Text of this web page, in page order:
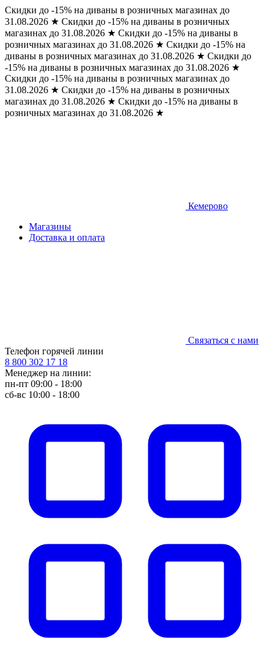
Скидки до -15% на диваны в розничных магазинах до
31.08.2026 ★ Скидки до -15% на диваны в розничных
магазинах до 31.08.2026 ★ Скидки до -15% на диваны в
розничных магазинах до 31.08.2026 ★ Скидки до -15% на
диваны в розничных магазинах до 31.08.2026 ★ Скидки до
-15% на диваны в розничных магазинах до 31.08.2026 ★
Скидки до -15% на диваны в розничных магазинах до
31.08.2026 ★ Скидки до -15% на диваны в розничных
магазинах до 31.08.2026 ★ Скидки до -15% на диваны в
розничных магазинах до 31.08.2026 ★
Кемерово
Магазины
Доставка и оплата
Связаться с нами
Телефон горячей линии
8 800 302 17 18
Менеджер на линии:
пн-пт 09:00 - 18:00
сб-вс 10:00 - 18:00